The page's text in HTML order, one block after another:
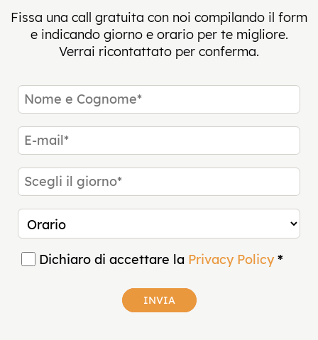
Fissa una call gratuita con noi compilando il form
e indicando giorno e orario per te migliore.
Verrai ricontattato per conferma.
Dichiaro di accettare la Privacy Policy
INVIA